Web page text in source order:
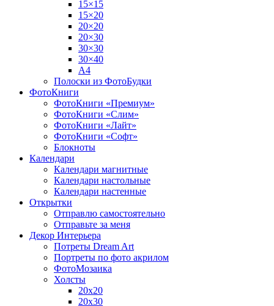
15×15
15×20
20×20
20×30
30×30
30×40
A4
Полоски из ФотоБудки
ФотоКниги
ФотоКниги «Премиум»
ФотоКниги «Слим»
ФотоКниги «Лайт»
ФотоКниги «Софт»
Блокноты
Календари
Календари магнитные
Календари настольные
Календари настенные
Открытки
Отправлю самостоятельно
Отправьте за меня
Декор Интерьера
Потреты Dream Art
Портреты по фото акрилом
ФотоМозаика
Холсты
20х20
20х30